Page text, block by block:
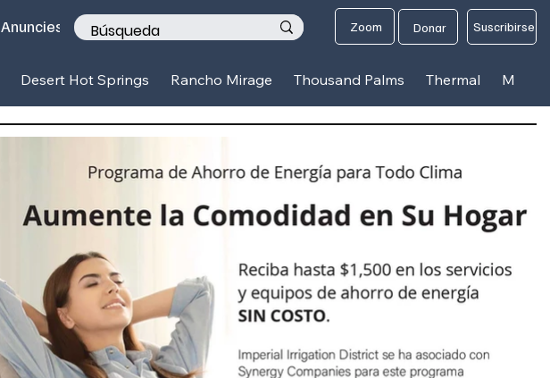
Desert Hot Springs Rancho Mirage Thousand Palms Thermal Mecca
Anunciese con nosotros Zoom Donar Suscribirse